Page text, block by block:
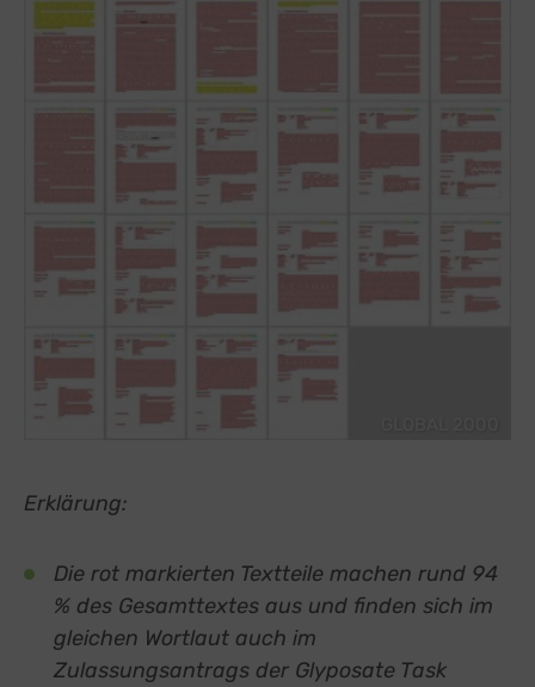
Erklärung:
Die rot markierten Textteile machen rund 94
% des Gesamttextes aus und finden sich im
gleichen Wortlaut auch im
Zulassungsantrags der Glyposate Task